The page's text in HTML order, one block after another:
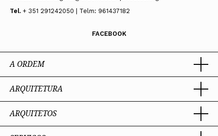
Tel. + 351 291242050 | Telm: 961437182
FACEBOOK
A ORDEM
Ordem dos Arquitectos
Sobre a OA
Legado
ARQUITETURA
Trabalhar com Arquiteto
Porquê um Arquiteto
ARQUITETOS